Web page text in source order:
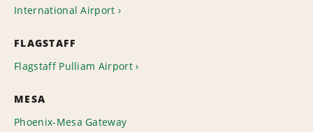
International Airport
FLAGSTAFF
Flagstaff Pulliam Airport
MESA
Phoenix-Mesa Gateway